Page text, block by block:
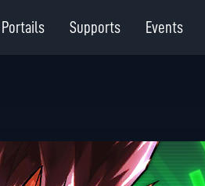
Portails Supports Events